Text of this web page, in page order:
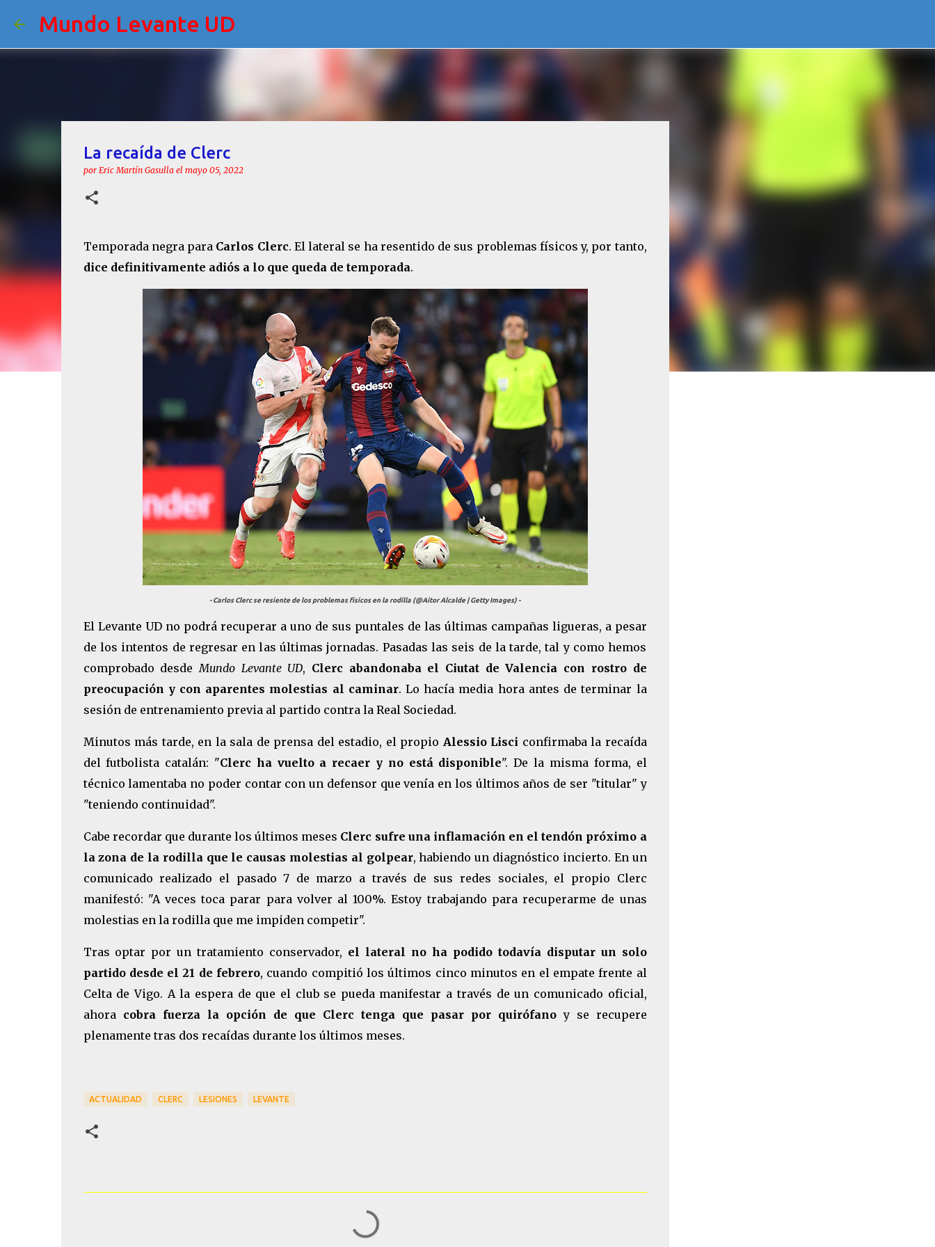
Mundo Levante UD
La recaída de Clerc
por Eric Martín Gasulla el mayo 05, 2022
Temporada negra para Carlos Clerc. El lateral se ha resentido de sus problemas físicos y, por tanto,
dice definitivamente adiós a lo que queda de temporada.
- Carlos Clerc se resiente de los problemas físicos en la rodilla (@Aitor Alcalde | Getty Images) -
El Levante UD no podrá recuperar a uno de sus puntales de las últimas campañas ligueras, a pesar
de los intentos de regresar en las últimas jornadas. Pasadas las seis de la tarde, tal y como hemos
comprobado desdeMundo Levante UD, Clerc abandonaba el Ciutat de Valencia con rostro de
preocupación y con aparentes molestias al caminar. Lo hacía media hora antes de terminar la
sesión de entrenamiento previa al partido contra la Real Sociedad.
Minutos más tarde, en la sala de prensa del estadio, el propio Alessio Lisci confirmaba la recaída
del futbolista catalán: "Clerc ha vuelto a recaer y no está disponible". De la misma forma, el
técnico lamentaba no poder contar con un defensor que venía en los últimos años de ser "titular" y
"teniendo continuidad".
Cabe recordar que durante los últimos meses Clerc sufre una inflamación en el tendón próximo a
la zona de la rodilla que le causas molestias al golpear, habiendo un diagnóstico incierto. En un
comunicado realizado el pasado 7 de marzo a través de sus redes sociales, el propio Clerc
manifestó: "A veces toca parar para volver al 100%. Estoy trabajando para recuperarme de unas
molestias en la rodilla que me impiden competir".
Tras optar por un tratamiento conservador, el lateral no ha podido todavía disputar un solo
partido desde el 21 de febrero, cuando compitió los últimos cinco minutos en el empate frente al
Celta de Vigo. A la espera de que el club se pueda manifestar a través de un comunicado oficial,
ahora cobra fuerza la opción de que Clerc tenga que pasar por quirófanoy se recupere
plenamente tras dos recaídas durante los últimos meses.
ACTUALIDAD CLERC LESIONES LEVANTE